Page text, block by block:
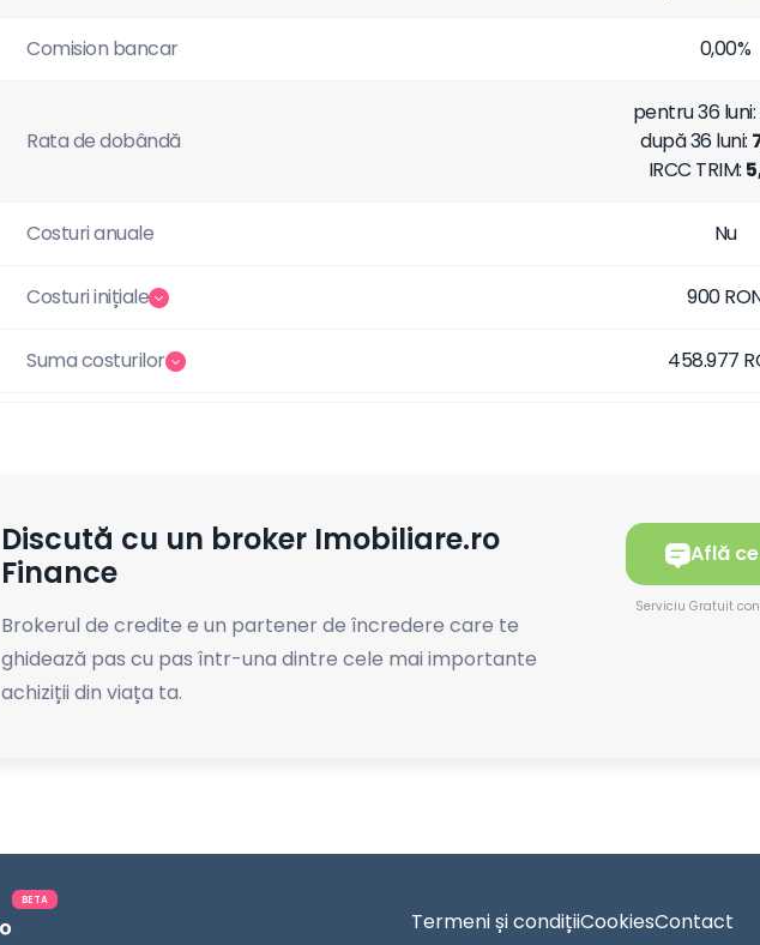
Comision bancar 0,00%
Rata de dobândă
pentru 36 luni:
după 36 luni:
IRCC TRIM:
Costuri anuale Nu
Costuri inițiale 900
Suma costurilor 458.977
Află
Serviciu Gratuit
Discută cu un broker Imobiliare.ro
Finance
Brokerul de credite e un partener de încredere care te
ghidează pas cu pas într-una dintre cele mai importante
achiziții din viața ta.
BETA
Termeni și condițiiCookiesContact